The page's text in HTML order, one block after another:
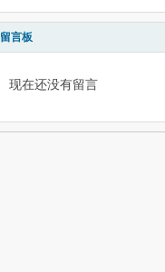
留言板
现在还没有留言